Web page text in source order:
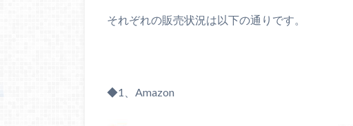
それぞれの販売状況は以下の通りです。
◆1、Amazon